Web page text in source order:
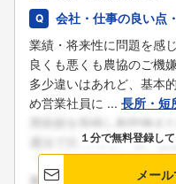
会社・仕事の良い点
業績・将来性に問題を感じ
良くも悪くも農協のご機
多少違いはあれど、基本
め営業社員に ... 長所・短
１分で無料登録し
メー